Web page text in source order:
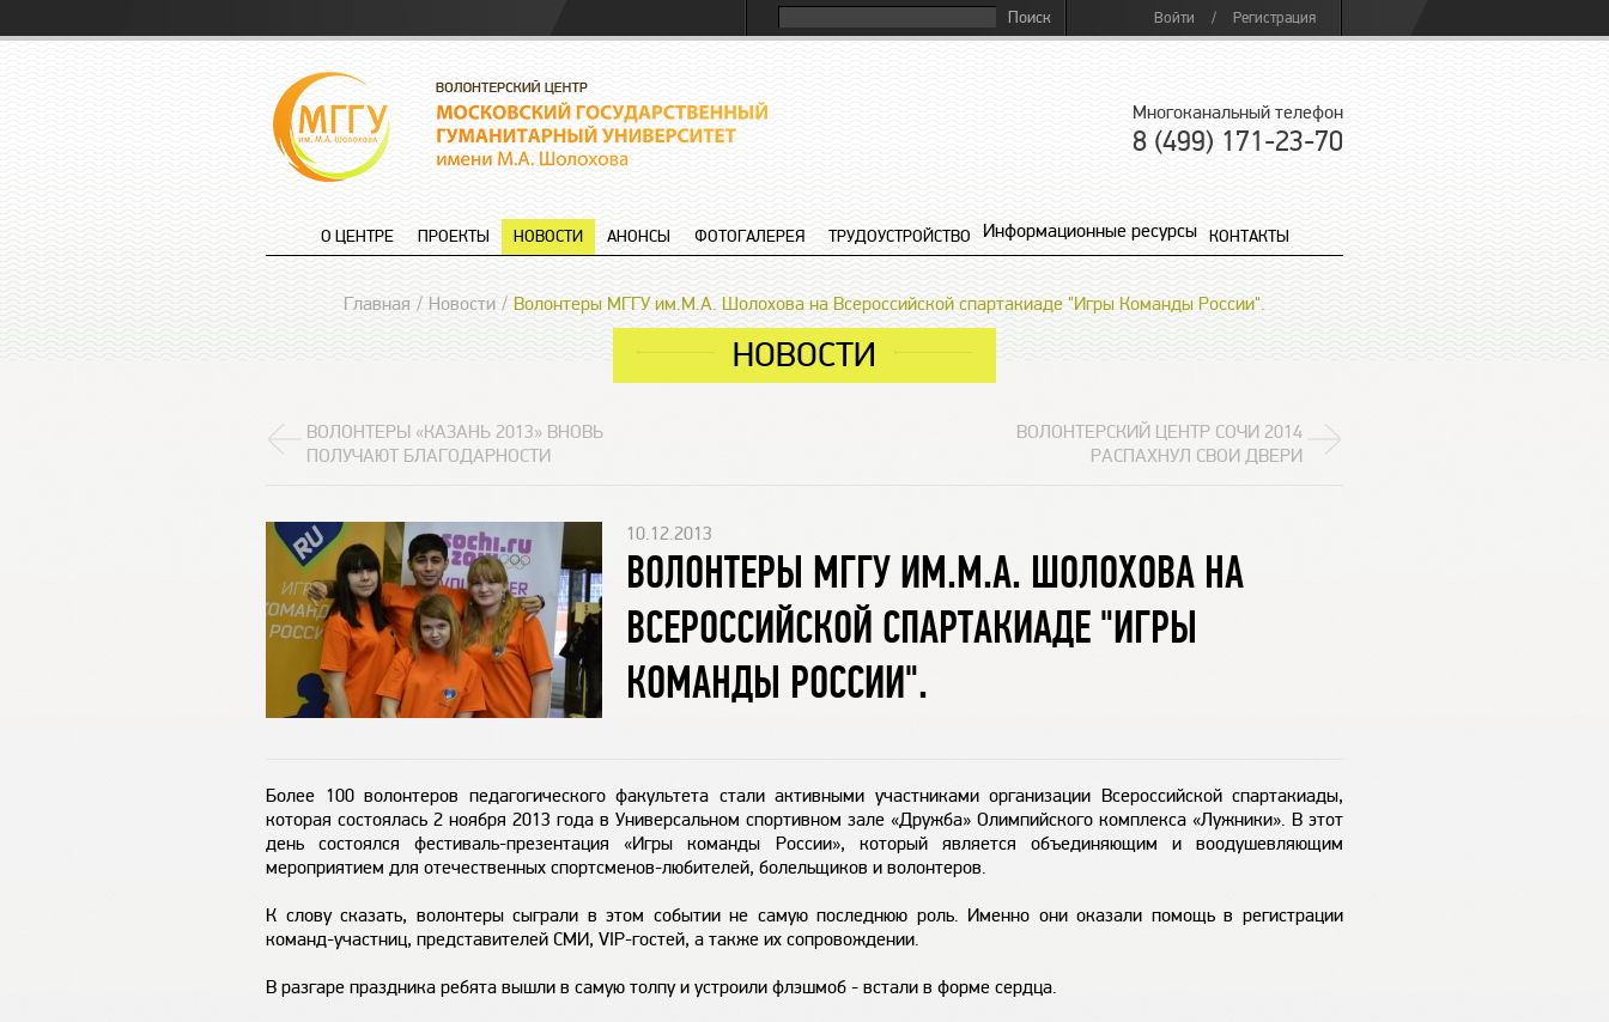
Войти / Регистрация
Многоканальный телефон
8 (499) 171-23-70
О ЦЕНТРЕ ПРОЕКТЫ НОВОСТИ АНОНСЫ ФОТОГАЛЕРЕЯ ТРУДОУСТРОЙСТВО Информационные ресурсы КОНТАКТЫ
Главная Новости Волонтеры МГГУ им.М.А. Шолохова на Всероссийской спартакиаде "Игры Команды России".
НОВОСТИ
ВОЛОНТЕРЫ «КАЗАНЬ 2013» ВНОВЬ
ПОЛУЧАЮТ БЛАГОДАРНОСТИ
ВОЛОНТЕРСКИЙ ЦЕНТР СОЧИ 2014
РАСПАХНУЛ СВОИ ДВЕРИ
10.12.2013
ВОЛОНТЕРЫ МГГУ ИМ.М.А. ШОЛОХОВА НА
ВСЕРОССИЙСКОЙ СПАРТАКИАДЕ "ИГРЫ
КОМАНДЫ РОССИИ".
Более 100 волонтеров педагогического факультета стали активными участниками организации Всероссийской спартакиады,
которая состоялась 2 ноября 2013 года в Универсальном спортивном зале «Дружба» Олимпийского комплекса «Лужники». В этот
день состоялся фестиваль-презентация «Игры команды России», который является объединяющим и воодушевляющим
мероприятием для отечественных спортсменов-любителей, болельщиков и волонтеров.
К слову сказать, волонтеры сыграли в этом событии не самую последнюю роль. Именно они оказали помощь в регистрации
команд-участниц, представителей СМИ, VIP-гостей, а также их сопровождении.
В разгаре праздника ребята вышли в самую толпу и устроили флэшмоб - встали в форме сердца.